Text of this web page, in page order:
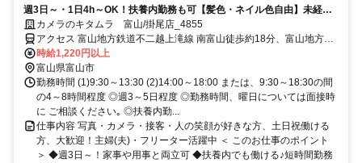
週3日～・1日4h～OK！扶養内勤務も可【髪色・ネイル色自由】未経験
OK♪賞与年2回＆社割有
カメラのキタムラ 富山/掛尾店_4855
アクセス 富山地方鉄道不二越上滝線 南富山徒歩約18分、富山地方鉄
道市内線 南富山駅前徒歩約18分、富山地方鉄道市内線 大町（富山
県）徒歩約21分 「南富山駅」「南富山駅前駅」より徒歩20分
時給1,220円以上
富山県富山市
勤務時間 (1)9:30～13:30 (2)14:00～18:00 または、9:30～18:30の間
の4～8時間程度 ◎週3～5日程度 ◎勤務時間、曜日については面接時
に ご相談ください｡ ◎扶養内勤...
仕事内容 写真・カメラ・接客・人の笑顔が好きな方、土日祝働ける
方、大歓迎！主婦(夫)・フリーター活躍中 ＜ このお仕事のポイント
＞ ◆週3日～！家事や用事と両立可 ◆扶養内でも働ける♪短時間勤務